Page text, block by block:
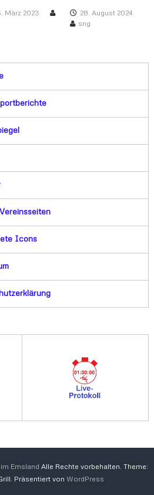
März 2023
28. August 2024
sng
Icons
Emsland Alle Rechte vorbehalten. Theme:
Präsentiert von WordPress